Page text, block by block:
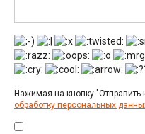
Нажимая на кнопку
обработку персональных